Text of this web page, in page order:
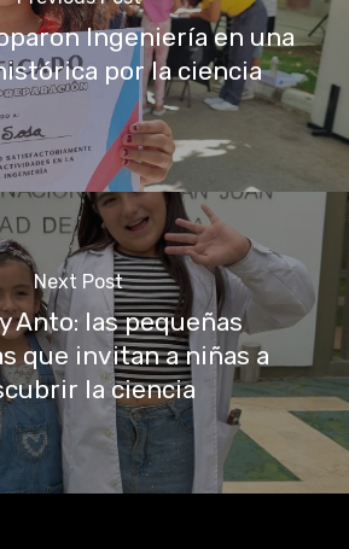
Ingeniería en una
por la ciencia
Next Post
Anto: las pequeñas
que invitan a niñas a
la ciencia